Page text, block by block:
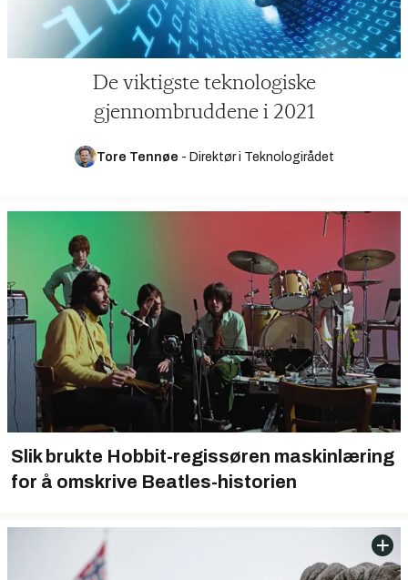
De viktigste teknologiske
gjennombruddene i 2021
Tore Tennøe - Direktør i Teknologirådet
Slik brukte Hobbit-regissøren maskinlæring
for å omskrive Beatles-historien